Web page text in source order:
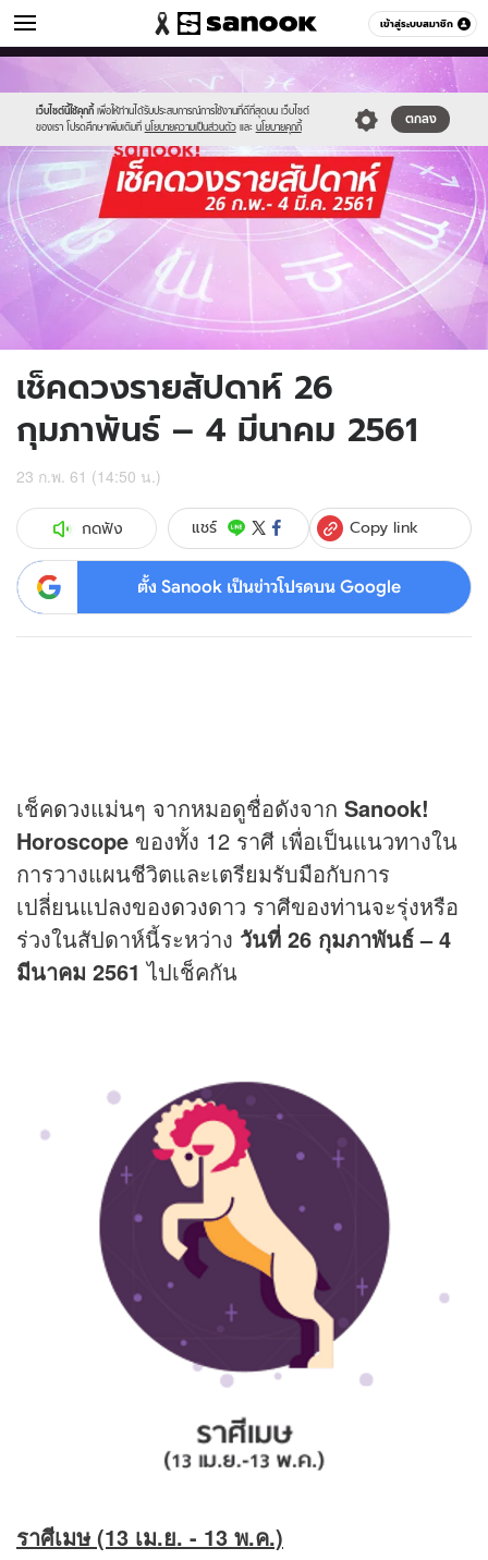
เข้าสู่ระบบสมาชิก
ดูดวง หมวดอื่นๆ
เว็บไซต์นี้ใช้คุกกี้ เพื่อให้ท่านได้รับประสบการณ์การใช้งานที่ดีที่สุดบน เว็บไซต์
ของเรา โปรดศึกษาเพิ่มเติมที่ นโยบายความเป็นส่วนตัว และ นโยบายคุกกี้
ตกลง
new-
sanook.png
//s.isanook.com/ho/0/ud/26/133505/week2.jpg
เช็คดวงรายสัปดาห์ 26
กุมภาพันธ์ – 4 มีนาคม 2561
23 ก.พ. 61 (14:50 น.)
กดฟัง แชร์ Copy link
ตั้ง Sanook เป็นข่าวโปรดบน Google
เช็คดวงแม่นๆ จากหมอดูชื่อดังจาก Sanook!
Horoscope ของทั้ง 12 ราศี เพื่อเป็นแนวทางใน
การวางแผนชีวิตและเตรียมรับมือกับการ
เปลี่ยนแปลงของดวงดาว ราศีของท่านจะรุ่งหรือ
ร่วงในสัปดาห์นี้ระหว่าง วันที่ 26 กุมภาพันธ์ – 4
มีนาคม 2561 ไปเช็คกัน
ราศีเมษ (13 เม.ย. - 13 พ.ค.)